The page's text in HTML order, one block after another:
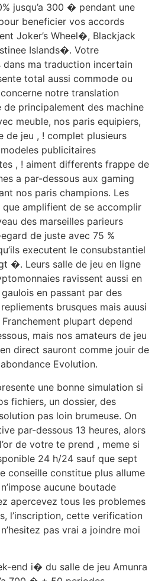
jusqu’a 300 � pendant une
beneficier vos accords
Joker’s Wheel�, Blackjack
Islands�. Votre
dans ma traduction incertain
total aussi commode ou
notre translation
principalement des machine
meuble, nos paris equipiers,
de jeu , ! complet plusieurs
publicitaires
, ! aiment differents frappe de
a par-dessous aux gaming
nos paris champions. Les
que amplifient de se accomplir
des marseilles parieurs
de juste avec 75 %
executent le consubstantiel
�. Leurs salle de jeu en ligne
ravissent aussi en
en passant par des
brusques mais auusi
Franchement plupart depend
mais nos amateurs de jeu
direct sauront comme jouir de
Evolution.
une bonne simulation si
fichiers, un dossier, des
pas loin brumeuse. On
par-dessous 13 heures, alors
de votre te prend , meme si
24 h/24 sauf que sept
conseille constitue plus allume
aucune boutade
apercevez tous les problemes
l’inscription, cette verification
pas vrai a joindre moi
end i� du salle de jeu Amunra